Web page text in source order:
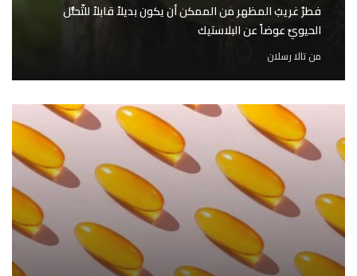
فطرٌ غريبُ المظهر من الممكن أن يكون بديلاً قابلاً للتّحلُّل
الحيويِّ عوضاً عن البلاستيك
منتالا رسلان